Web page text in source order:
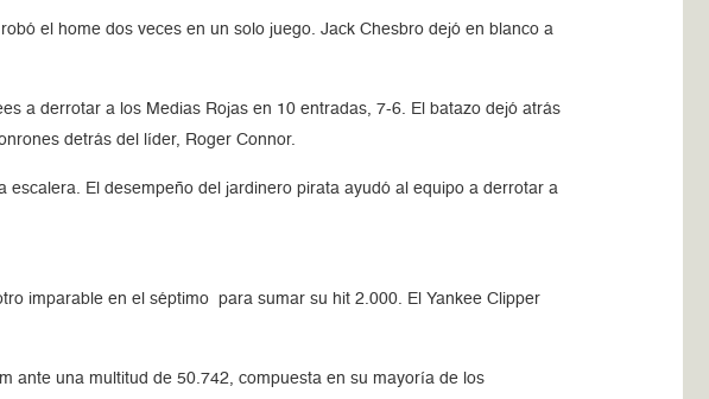
el home dos veces en un solo juego. Jack Chesbro dejó en blanco a
a derrotar a los Medias Rojas en 10 entradas, 7-6. El batazo dejó atrás
detrás del líder, Roger Connor.
El desempeño del jardinero pirata ayudó al equipo a derrotar a
imparable en el séptimo para sumar su hit 2.000. El Yankee Clipper
ante una multitud de 50.742, compuesta en su mayoría de los